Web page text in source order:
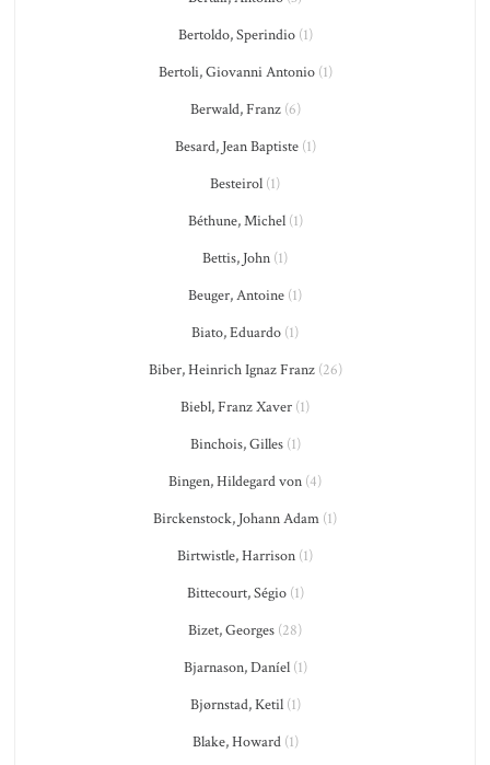
Bertoldo, Sperindio(1)
Bertoli, Giovanni Antonio(1)
Berwald, Franz(6)
Besard, Jean Baptiste(1)
Besteirol (1)
Béthune, Michel(1)
Bettis, John (1)
Beuger, Antoine (1)
Biato, Eduardo (1)
Biber, Heinrich Ignaz Franz(26)
Biebl, Franz Xaver (1)
Binchois, Gilles(1)
Bingen, Hildegard von (4)
Birckenstock, Johann Adam (1)
Birtwistle, Harrison (1)
Bittecourt, Ségio(1)
Bizet, Georges (28)
Bjarnason, Daníel(1)
Bjørnstad, Ketil(1)
Blake, Howard(1)